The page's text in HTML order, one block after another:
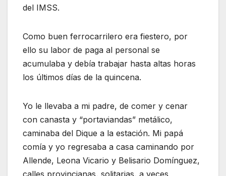
del IMSS.
Como buen ferrocarrilero era fiestero, por
ello su labor de paga al personal se
acumulaba y debía trabajar hasta altas horas
los últimos días de la quincena.
Yo le llevaba a mi padre, de comer y cenar
con canasta y “portaviandas” metálico,
caminaba del Dique a la estación. Mi papá
comía y yo regresaba a casa caminando por
Allende, Leona Vicario y Belisario Domínguez,